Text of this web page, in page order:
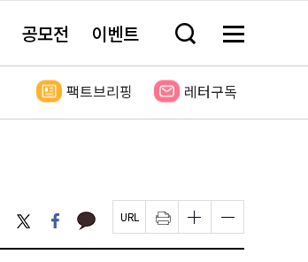
공모전 이벤트 검
창
기
메
전
보
팩트브리핑 레터구독
트
위
터
페
이
스
카
카 페
이
지
인
쇄
하
글
자
크
글
자
크